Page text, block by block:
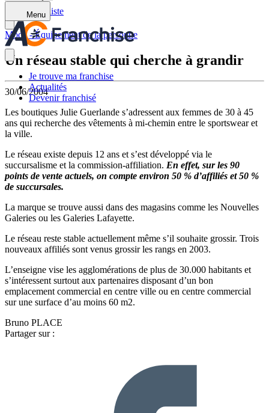
Menu
Je trouve ma franchise
Actualités
Devenir franchisé
Retour à la liste
Mode - Équipement de la personne
Un réseau stable qui cherche à grandir
30/06/2004
Les boutiques Julie Guerlande s’adressent aux femmes de 30 à 45
ans qui recherche des vêtements à mi-chemin entre le sportswear et
la ville.
Le réseau existe depuis 12 ans et s’est développé via le
succursalisme et la commission-affiliation. En effet, sur les 90
points de vente actuels, on compte environ 50 % d’affiliés et 50 %
de succursales.
La marque se trouve aussi dans des magasins comme les Nouvelles
Galeries ou les Galeries Lafayette.
Le réseau reste stable actuellement même s’il souhaite grossir. Trois
nouveaux affiliés sont venus grossir les rangs en 2003.
L’enseigne vise les agglomérations de plus de 30.000 habitants et
s’intéressent surtout aux partenaires disposant d’un bon
emplacement commercial en centre ville ou en centre commercial
sur une surface d’au moins 60 m2.
Bruno PLACE
Partager sur :